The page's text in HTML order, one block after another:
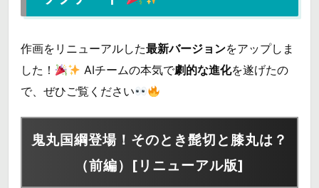
作画をリニューアルした最新バージョンをアップしま
した！
AIチームの本気で劇的な進化を遂げたの
で、ぜひご覧ください
鬼丸国綱登場！そのとき髭切と膝丸は？
（前編）[リニューアル版]